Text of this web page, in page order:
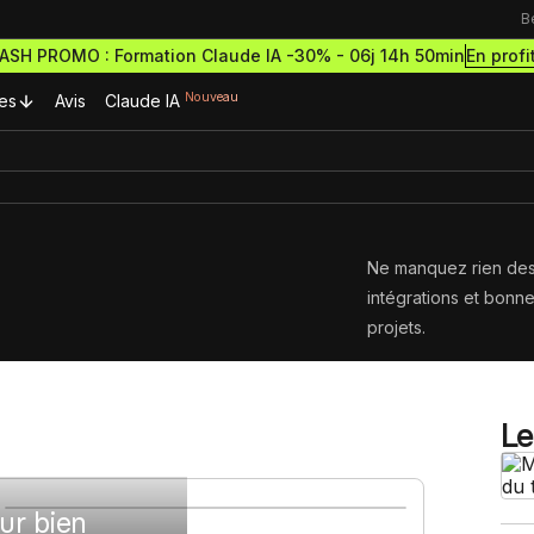
PROMO : Formation Claude IA -30% - 06j 14h 50minEn
Formation Webflow
Design des sites haut de
et performants
Formation Framer
Premium
le no-code
Ressources & actualités
Lexique No-code
Les métiers du no-code
Avis Claude IA Nouveau
Ne manquez rien
intégrations et
projets.
bien